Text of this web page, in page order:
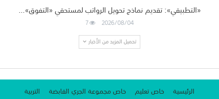
«التطبيقي»: تقديم نماذج تحويل الرواتب لمستحقي «التفوق»…
2026/08/04
7
تحميل المزيد من الأخبار
الرئيسية خاص تعليم خاص مجموعة الجري القابضة
التربية